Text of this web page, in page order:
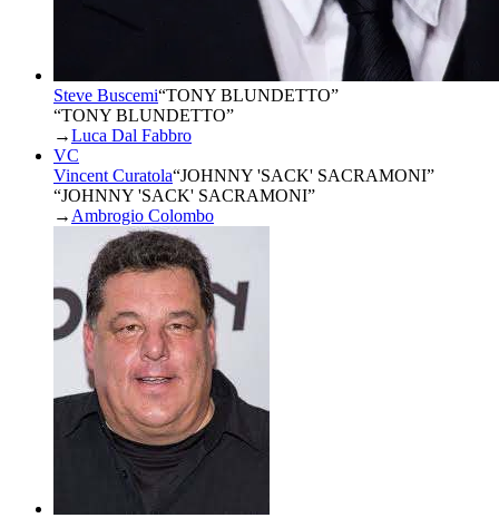
Steve Buscemi“TONY BLUNDETTO”
“TONY BLUNDETTO”
→Luca Dal Fabbro
VC
Vincent Curatola“JOHNNY 'SACK' SACRAMONI”
“JOHNNY 'SACK' SACRAMONI”
→ Ambrogio Colombo